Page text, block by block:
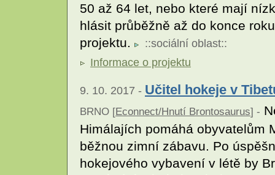
50 až 64 let, nebo které mají
hlásit průběžně až do konce
projektu.
::sociální oblast::
Informace o projektu
9. 10. 2017 - Učitel hokeje v
BRNO [Econnect/Hnutí Brontosaurus] -
Himálajích pomáhá obyvatelům
běžnou zimní zábavu. Po
hokejového vybavení v létě by